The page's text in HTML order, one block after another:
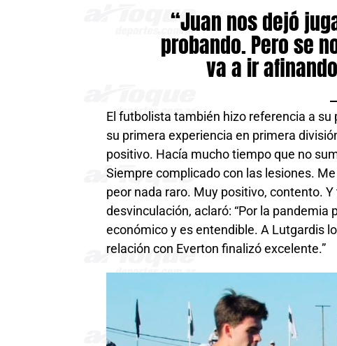
“Juan nos dejó
probando. Pero se
va a ir
El futbolista también hizo referencia a
su primera experiencia en primera
positivo. Hacía mucho tiempo que no
Siempre complicado con las lesiones.
peor nada raro. Muy positivo, contento.
desvinculación, aclaró: “Por la
económico y es entendible. A Lutgardis
relación con Everton finalizó excelente.”